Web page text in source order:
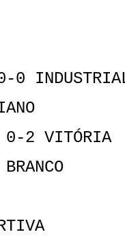
0-0
0-2 VITÓRIA